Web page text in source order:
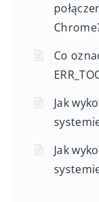
Co
Jak
Jak